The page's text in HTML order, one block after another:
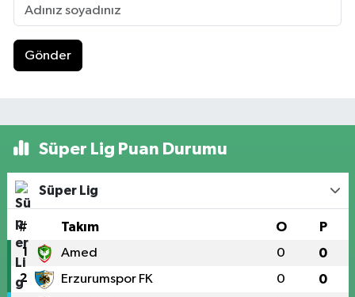
Gönder
Süper Lig Puan Durumu
Süper Lig
# Takım O P
1 Amed 0 0
2 Erzurumspor FK 0 0